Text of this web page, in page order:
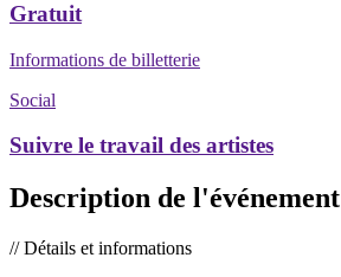
Gratuit
Informations de billetterie
Social
Suivre le travail des artistes
Description de l'événement
// Détails et informations